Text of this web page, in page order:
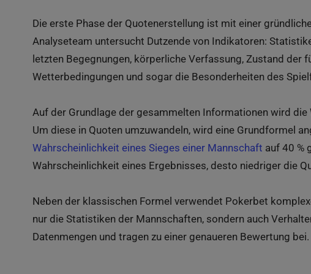
Die erste Phase der Quotenerstellung ist mit einer
Analyseteam untersucht Dutzende von Indikatoren:
letzten Begegnungen, körperliche Verfassung, Zustand der
Wetterbedingungen und sogar die Besonderheiten des
Auf der Grundlage der gesammelten Informationen wird
Um diese in Quoten umzuwandeln, wird eine Grundformel
Wahrscheinlichkeit eines Sieges einer Mannschaft auf 40 %
Wahrscheinlichkeit eines Ergebnisses, desto niedriger die
Neben der klassischen Formel verwendet Pokerbet
nur die Statistiken der Mannschaften, sondern auch
Datenmengen und tragen zu einer genaueren Bewertung bei.